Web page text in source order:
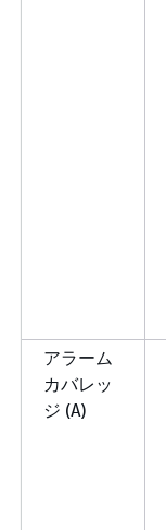
アラーム
カバレッ
ジ (A)